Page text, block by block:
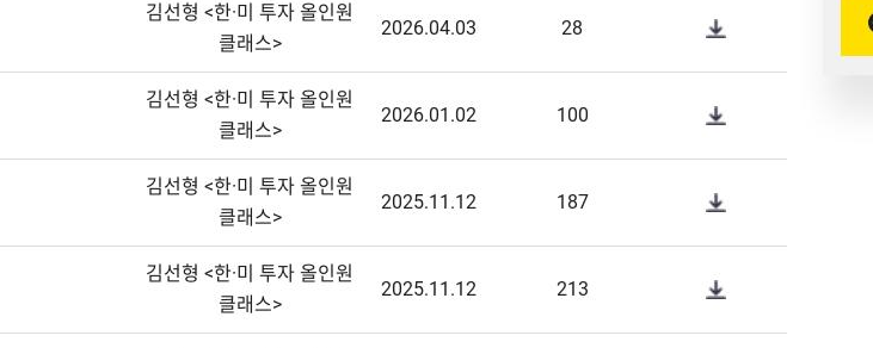
김선형<한·미투자올인원
클래스>
2026.04.03 28
김선형<한·미투자올인원
클래스>
2026.01.02 100
김선형<한·미투자올인원
클래스>
2025.11.12 187
김선형<한·미투자올인원
클래스>
2025.11.12 213